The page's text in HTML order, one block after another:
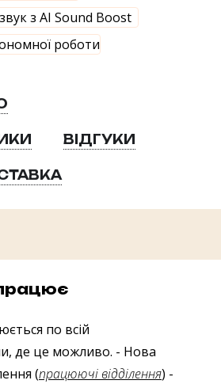
з AI Sound Boost
роботи
ВІДГУКИ
по всій
де це можливо. - Нова
(працюючі відділення) -